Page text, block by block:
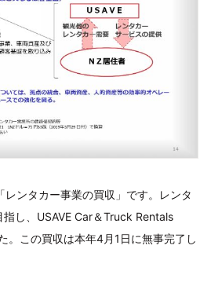
ンタカー事業の買収」です。レンタ
し、USAVE Car＆Truck Rentals
。この買収は本年4月1日に無事完了し